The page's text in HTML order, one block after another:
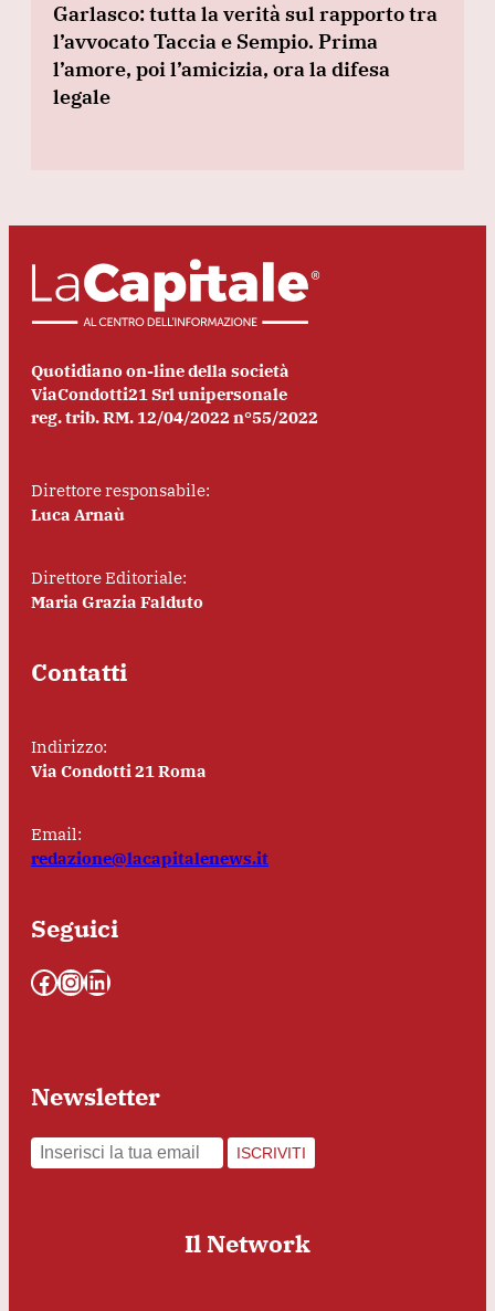
Garlasco: tutta la verità sul rapporto tra
l’avvocato Taccia e Sempio. Prima
l’amore, poi l’amicizia, ora la difesa
legale
Quotidiano on-line della società
ViaCondotti21 Srl unipersonale
reg. trib. RM. 12/04/2022 n°55/2022
Direttore responsabile:
Luca Arnaù
Direttore Editoriale:
Maria Grazia Falduto
Contatti
Indirizzo:
Via Condotti 21 Roma
Email:
redazione@lacapitalenews.it
Seguici
Facebook InstagramLinkedIn
Newsletter
ISCRIVITI
Il Network